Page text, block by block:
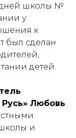
школы №
у
к
был сделан
детей.
Любовь
и